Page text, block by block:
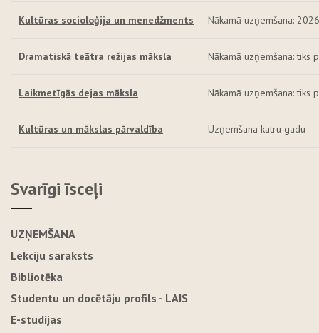
Kultūras socioloģija un menedžments Nākamā uzņemšana:
Dramatiskā teātra režijas māksla Nākamā uzņemšana: tiks
Laikmetīgās dejas māksla Nākamā uzņemšana: tiks
Kultūras un mākslas pārvaldība Uzņemšana katru gadu
Svarīgi īsceļi
UZŅEMŠANA
Lekciju saraksts
Bibliotēka
Studentu un docētāju profils - LAIS
E-studijas